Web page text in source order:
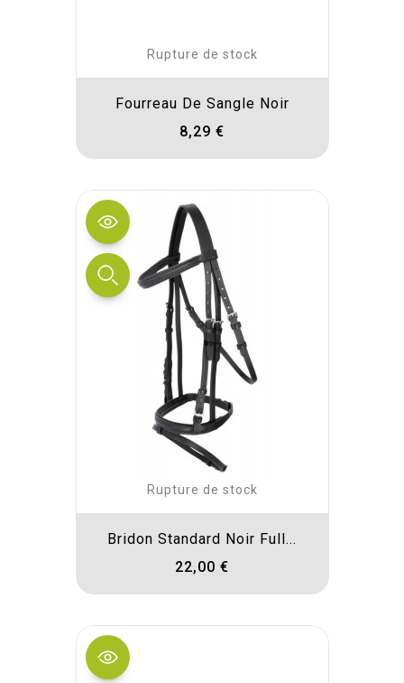
Rupture de stock
Fourreau De Sangle Noir
8,29 €
Rupture de stock
Bridon Standard Noir Full...
22,00 €